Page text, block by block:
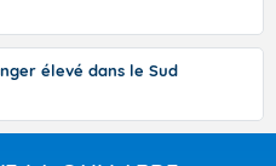
élevé dans le Sud